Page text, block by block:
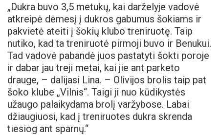
„Dukra buvo 3,5 metukų, kai darželyje vadovė
atkreipė dėmesį į dukros gabumus šokiams ir
pakvietė ateiti į šokių klubo treniruotę. Taip
nutiko, kad ta treniruotė pirmoji buvo ir Benukui.
Tad vadovė pabandė juos pastatyti šokti poroje
ir dabar jau treji metai, kai jie ant parketo
drauge, – dalijasi Lina. – Olivijos brolis taip pat
šoko klube „Vilnis“. Taigi ji nuo kūdikystės
užaugo palaikydama brolį varžybose. Labai
džiaugiuosi, kad į treniruotes dukra skrenda
tiesiog ant sparnų.“